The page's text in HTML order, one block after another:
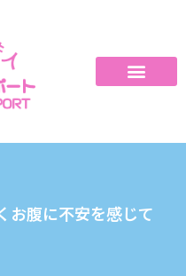
お腹に不安を感じて